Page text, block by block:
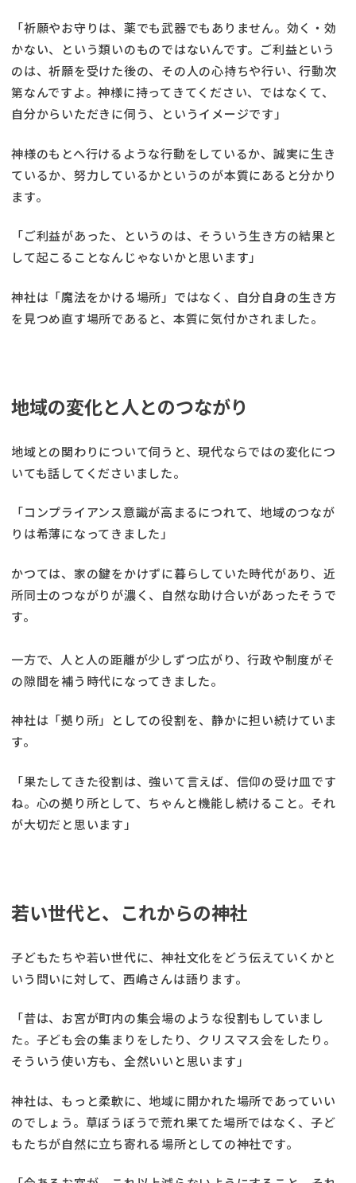
「祈願やお守りは、薬でも武器でもありません。効く・効
かない、という類いのものではないんです。ご利益という
のは、祈願を受けた後の、その人の心持ちや行い、行動次
第なんですよ。神様に持ってきてください、ではなくて、
自分からいただきに伺う、というイメージです」
神様のもとへ行けるような行動をしているか、誠実に生き
ているか、努力しているかというのが本質にあると分かり
ます。
「ご利益があった、というのは、そういう生き方の結果と
して起こることなんじゃないかと思います」
神社は「魔法をかける場所」ではなく、自分自身の生き方
を見つめ直す場所であると、本質に気付かされました。
地域の変化と人とのつながり
地域との関わりについて伺うと、現代ならではの変化につ
いても話してくださいました。
「コンプライアンス意識が高まるにつれて、地域のつなが
りは希薄になってきました」
かつては、家の鍵をかけずに暮らしていた時代があり、近
所同士のつながりが濃く、自然な助け合いがあったそうで
す。
一方で、人と人の距離が少しずつ広がり、行政や制度がそ
の隙間を補う時代になってきました。
神社は「拠り所」としての役割を、静かに担い続けていま
す。
「果たしてきた役割は、強いて言えば、信仰の受け皿です
ね。心の拠り所として、ちゃんと機能し続けること。それ
が大切だと思います」
若い世代と、これからの神社
子どもたちや若い世代に、神社文化をどう伝えていくかと
いう問いに対して、西嶋さんは語ります。
「昔は、お宮が町内の集会場のような役割もしていまし
た。子ども会の集まりをしたり、クリスマス会をしたり。
そういう使い方も、全然いいと思います」
神社は、もっと柔軟に、地域に開かれた場所であっていい
のでしょう。草ぼうぼうで荒れ果てた場所ではなく、子ど
もたちが自然に立ち寄れる場所としての神社です。